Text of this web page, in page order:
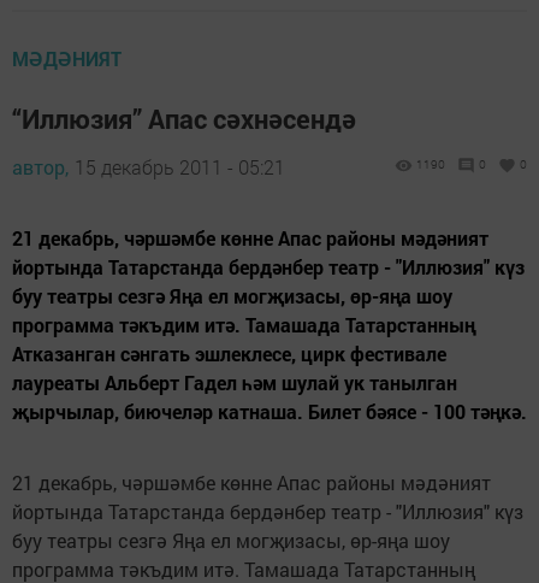
МӘДӘНИЯТ
“Иллюзия” Апас сәхнәсендә
автор, 15 декабрь 2011 - 05:21 1190 0 0
21 декабрь, чәршәмбе көнне Апас районы мәдәният
йортында Татарстанда бердәнбер театр - "Иллюзия" күз
буу театры сезгә Яңа ел могҗизасы, өр-яңа шоу
программа тәкъдим итә. Тамашада Татарстанның
Атказанган сәнгать эшлеклесе, цирк фестивале
лауреаты Альберт Гадел һәм шулай ук танылган
җырчылар, биючеләр катнаша. Билет бәясе - 100 тәңкә.
21 декабрь, чәршәмбе көнне Апас районы мәдәният
йортында Татарстанда бердәнбер театр - "Иллюзия" күз
буу театры сезгә Яңа ел могҗизасы, өр-яңа шоу
программа тәкъдим итә. Тамашада Татарстанның